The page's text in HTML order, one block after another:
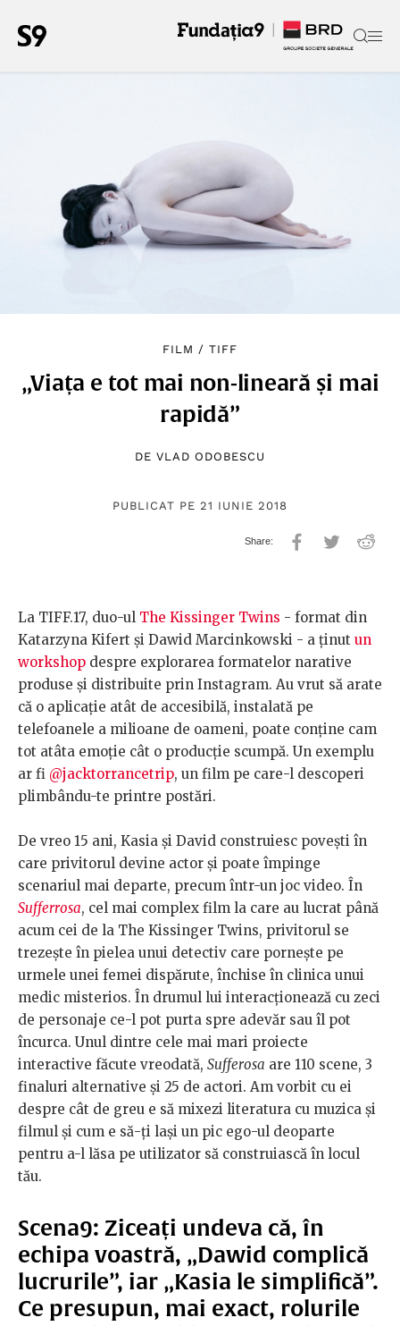
FILM /TIFF
„Viața e tot mai non-lineară și mai
rapidă”
DE VLAD ODOBESCU
PUBLICAT PE 21 IUNIE 2018
La TIFF.17, duo-ul The Kissinger Twins - format din
Katarzyna Kifert și Dawid Marcinkowski - a ținut un
workshop despre explorarea formatelor narative
produse și distribuite prin Instagram. Au vrut să arate
că o aplicație atât de accesibilă, instalată pe
telefoanele a milioane de oameni, poate conține cam
tot atâta emoție cât o producție scumpă. Un exemplu
ar fi @jacktorrancetrip, un film pe care-l descoperi
plimbându-te printre postări.
De vreo 15 ani, Kasia și David construiesc povești în
care privitorul devine actor și poate împinge
scenariul mai departe, precum într-un joc video. În
Sufferrosa, cel mai complex film la care au lucrat până
acum cei de la The Kissinger Twins, privitorul se
trezește în pielea unui detectiv care pornește pe
urmele unei femei dispărute, închise în clinica unui
medic misterios. În drumul lui interacționează cu zeci
de personaje ce-l pot purta spre adevăr sau îl pot
încurca. Unul dintre cele mai mari proiecte
interactive făcute vreodată, Sufferosa are 110 scene, 3
finaluri alternative și 25 de actori. Am vorbit cu ei
despre cât de greu e să mixezi literatura cu muzica și
filmul și cum e să-ți lași un pic ego-ul deoparte
pentru a-l lăsa pe utilizator să construiască în locul
tău.
Scena9: Ziceați undeva că, în
echipa voastră, „Dawid complică
lucrurile”, iar „Kasia le simplifică”.
Ce presupun, mai exact, rolurile